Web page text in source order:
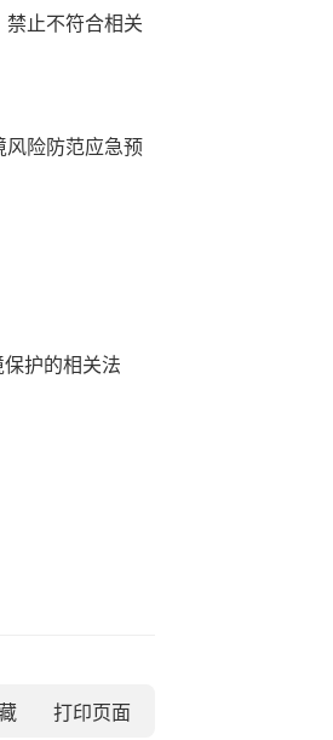
止不符合相关
险防范应急预
护的相关法